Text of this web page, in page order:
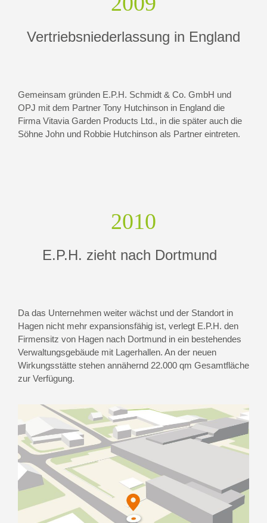
Vertriebsniederlassung in England
Gemeinsam gründen E.P.H. Schmidt & Co. GmbH und
OPJ mit dem Partner Tony Hutchinson in England die
Firma Vitavia Garden Products Ltd., in die später auch die
Söhne John und Robbie Hutchinson als Partner eintreten.
2010
E.P.H. zieht nach Dortmund
Da das Unternehmen weiter wächst und der Standort in
Hagen nicht mehr expansionsfähig ist, verlegt E.P.H. den
Firmensitz von Hagen nach Dortmund in ein bestehendes
Verwaltungsgebäude mit Lagerhallen. An der neuen
Wirkungsstätte stehen annähernd 22.000 qm Gesamtfläche
zur Verfügung.